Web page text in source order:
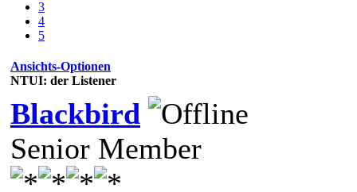
3
4
5
Ansichts-Optionen
NTUI: der Listener
Blackbird
Senior Member